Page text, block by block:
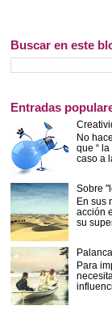
Buscar en este
Entradas
No
que “
caso a
Sobre
En sus
acción
su
Para